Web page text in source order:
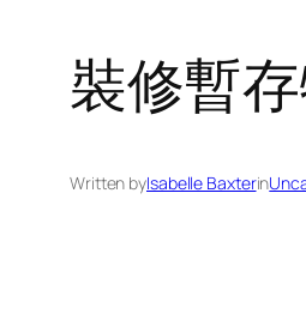
裝修暫
Written byIsabelle Baxterin